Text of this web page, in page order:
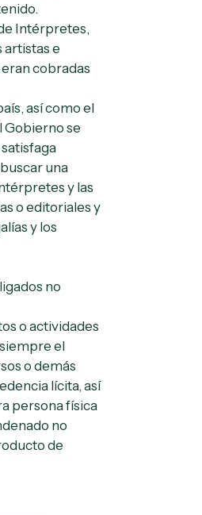
Intérpretes,
artistas e
cobradas
así como el
Gobierno se
una
y las
o editoriales y
y los
no
o actividades
el
o demás
lícita, así
persona física
no
de